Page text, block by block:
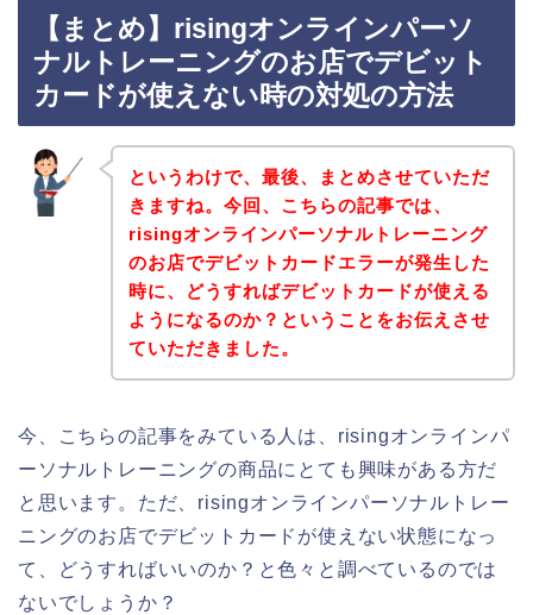
【まとめ】risingオンラインパーソ
ナルトレーニングのお店でデビット
カードが使えない時の対処の方法
というわけで、最後、まとめさせていただ
きますね。今回、こちらの記事では、
risingオンラインパーソナルトレーニング
のお店でデビットカードエラーが発生した
時に、どうすればデビットカードが使える
ようになるのか？ということをお伝えさせ
ていただきました。
今、こちらの記事をみている人は、risingオンラインパ
ーソナルトレーニングの商品にとても興味がある方だ
と思います。ただ、risingオンラインパーソナルトレー
ニングのお店でデビットカードが使えない状態になっ
て、どうすればいいのか？と色々と調べているのでは
ないでしょうか？